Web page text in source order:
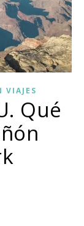
VIAJES
Qué